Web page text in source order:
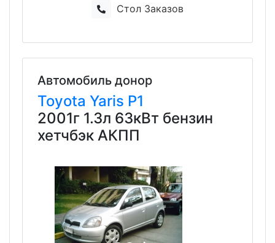
Стол Заказов
Автомобиль донор
Toyota Yaris P1
2001г 1.3л 63кВт бензин
хетчбэк АКПП